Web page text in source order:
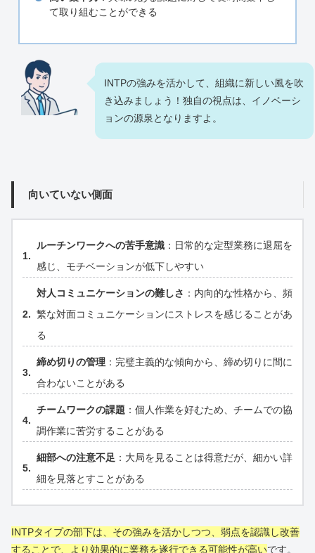
て取り組むことができる
INTPの強みを活かして、組織に新しい風を吹
き込みましょう！独自の視点は、イノベーシ
ョンの源泉となりますよ。
向いていない側面
ルーチンワークへの苦手意識 ：日常的な定型業務に退屈を
感じ、モチベーションが低下しやすい
対人コミュニケーションの難しさ ：内向的な性格から、頻
繁な対面コミュニケーションにストレスを感じることがあ
る
締め切りの管理 ：完璧主義的な傾向から、締め切りに間に
合わないことがある
チームワークの課題 ：個人作業を好むため、チームでの協
調作業に苦労することがある
細部への注意不足 ：大局を見ることは得意だが、細かい詳
細を見落とすことがある
INTPタイプの部下は、その強みを活かしつつ、弱点を認識し改善
することで、より効果的に業務を遂行できる可能性が高いです。